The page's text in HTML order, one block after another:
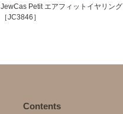
JewCas Petit エアフィットイヤリング
［JC3846］
Contents